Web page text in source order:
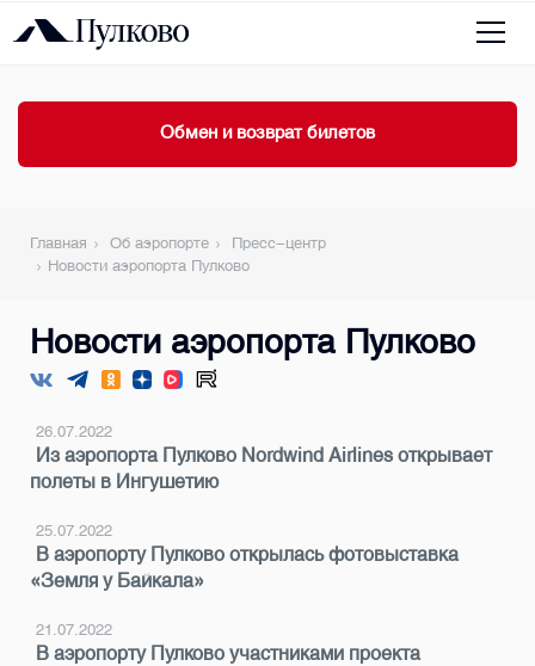
Обмен и возврат билетов
Главная Об аэропорте
Пресс-центр
Новости аэропорта Пулково
Новости аэропорта Пулково
26.07.2022
Из аэропорта Пулково Nordwind Airlines открывает
полеты в Ингушетию
25.07.2022
В аэропорту Пулково открылась фотовыставка
«Земля у Байкала»
21.07.2022
В аэропорту Пулково участниками проекта